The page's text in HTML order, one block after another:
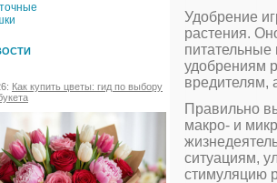
Как купить цветы: гид по выбору
Удобрение
растения.
питательные
удобрениям
вредителям,
Правильно
макро- и
ситуациям,
стимуляцию